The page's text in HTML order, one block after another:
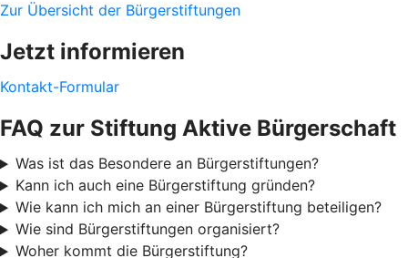
Zur Übersicht der Bürgerstiftungen
Jetzt informieren
Kontakt-Formular
FAQ zur Stiftung Aktive Bürgerschaft
Was ist das Besondere an Bürgerstiftungen?
Kann ich auch eine Bürgerstiftung gründen?
Wie kann ich mich an einer Bürgerstiftung beteiligen?
Wie sind Bürgerstiftungen organisiert?
Woher kommt die Bürgerstiftung?